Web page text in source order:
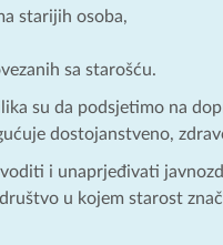
starijih osoba,
sa starošću.
su da podsjetimo na
dostojanstveno,
i unaprjeđivati
u kojem starost